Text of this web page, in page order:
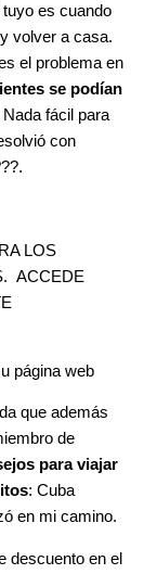
es cuando
volver a casa.
el problema en
se podían
Nada fácil para
con
LOS
ACCEDE
página web
que además
de
para viajar
: Cuba
en mi camino.
descuento en el